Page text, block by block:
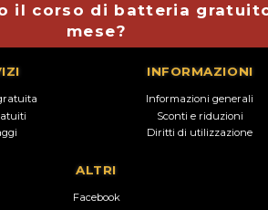
il corso di batteria
mese?
INFORMAZIONI
Informazioni generali
Sconti e riduzioni
Diritti di utilizzazione
ALTRI
Facebook